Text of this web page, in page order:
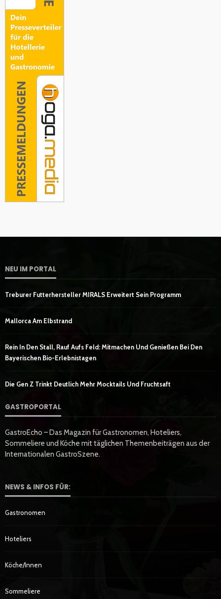
NEU IM PORTAL
Treburer Futterhersteller MIRALS Erweitert Sein Programm
Mallorca Am Elbstrand
Rein In Den Stall, Rauf Aufs Feld: Mitmachen Und Genießen Bei Den
Bayerischen Bio-Erlebnistagen
Die Gen Z Trinkt Deutlich Mehr Mocktails Und Fruchtsaft
GASTROPORTAL
GastroEcho – Das Magazin für Gastronomen, Hoteliers,
Sommeliere und Köche mit täglichen Themenbeiträgen aus der
Internationalen GastroSzene.
NEWS & INFOS FÜR:
Gastronomen
Hoteliers
Köche/innen
Sommeliere